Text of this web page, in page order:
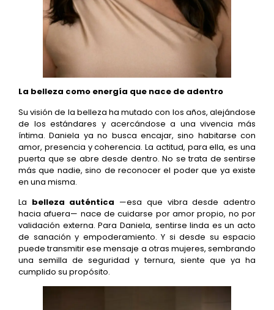
La belleza como energía que nace de adentro
Su visión de la belleza ha mutado con los años, alejándose
de los estándares y acercándose a una vivencia más
íntima. Daniela ya no busca encajar, sino habitarse con
amor, presencia y coherencia. La actitud, para ella, es una
puerta que se abre desde dentro. No se trata de sentirse
más que nadie, sino de reconocer el poder que ya existe
en una misma.
La belleza auténtica —esa que vibra desde adentro
hacia afuera— nace de cuidarse por amor propio, no por
validación externa. Para Daniela, sentirse linda es un acto
de sanación y empoderamiento. Y si desde su espacio
puede transmitir ese mensaje a otras mujeres, sembrando
una semilla de seguridad y ternura, siente que ya ha
cumplido su propósito.